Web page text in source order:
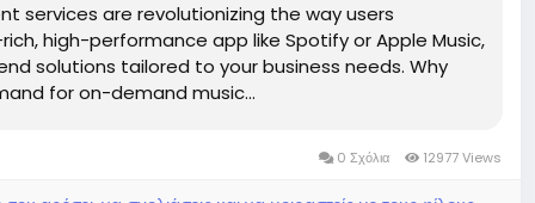
services are revolutionizing the way users
high-performance app like Spotify or Apple Music,
solutions tailored to your business needs. Why
for on-demand music...
0 Σχόλια 12977 Views